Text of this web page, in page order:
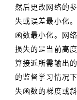
然后更改网络的
失或误差最小化
函数最小化。网
损失的是当前高
算接近所需输出
的监督学习情况
失函数的梯度或